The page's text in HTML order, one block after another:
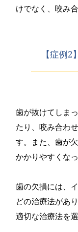
けでなく、咬み
【症例
歯が抜けてしま
たり、咬み合わ
す。また、歯が
かかりやすくな
歯の欠損には、
どの治療法があ
適切な治療法を